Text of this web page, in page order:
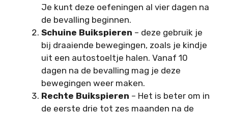
Je kunt deze oefeningen al vier dagen na
de bevalling beginnen.
Schuine Buikspieren – deze gebruik je
bij draaiende bewegingen, zoals je kindje
uit een autostoeltje halen. Vanaf 10
dagen na de bevalling mag je deze
bewegingen weer maken.
Rechte Buikspieren – Het is beter om in
de eerste drie tot zes maanden na de